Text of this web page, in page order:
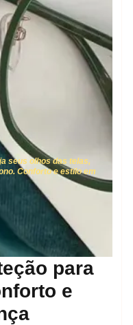
seus olhos das telas,
Conforto e estilo em
para
e